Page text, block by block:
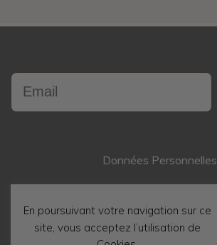
Email
Données Personnelles
Mentions Légales
En poursuivant votre navigation sur ce
site, vous acceptez l’utilisation de